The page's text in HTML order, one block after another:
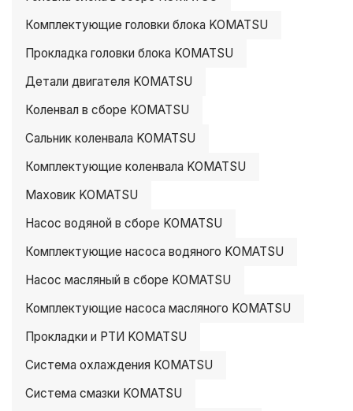
Комплектующие головки блока KOMATSU
Прокладка головки блока KOMATSU
Детали двигателя KOMATSU
Коленвал в сборе KOMATSU
Сальник коленвала KOMATSU
Комплектующие коленвала KOMATSU
Маховик KOMATSU
Насос водяной в сборе KOMATSU
Комплектующие насоса водяного KOMATSU
Насос масляный в сборе KOMATSU
Комплектующие насоса масляного KOMATSU
Прокладки и РТИ KOMATSU
Система охлаждения KOMATSU
Система смазки KOMATSU